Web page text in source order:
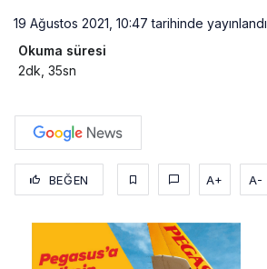
19 Ağustos 2021, 10:47 tarihinde yayınlandı
Okuma süresi
2dk, 35sn
BEĞEN A+ A-